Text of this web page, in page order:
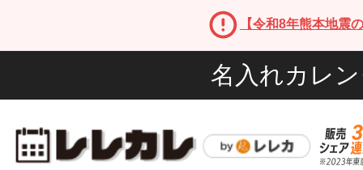
【令和8年熊本地震
名入れカレ